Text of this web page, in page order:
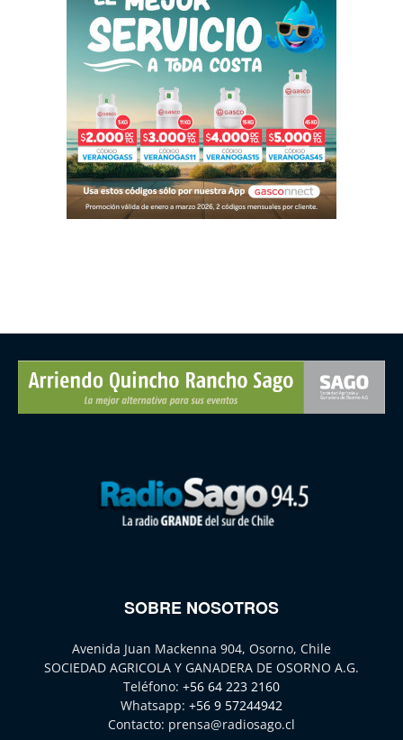
SOBRE NOSOTROS
Avenida Juan Mackenna 904, Osorno, Chile
SOCIEDAD AGRICOLA Y GANADERA DE OSORNO A.G.
Teléfono: +56 64 223 2160
Whatsapp: +56 9 57244942
Contacto: prensa@radiosago.cl